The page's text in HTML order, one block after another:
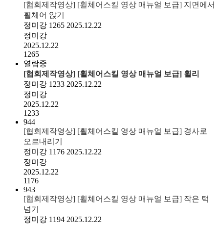
[협회제작영상] [휠체어스킬 영상 매뉴얼 보급] 지면에서
휠체어 앉기
정미강 1265 2025.12.22
정미강
2025.12.22
1265
열람중
[협회제작영상] [휠체어스킬 영상 매뉴얼 보급] 휠리
정미강 1233 2025.12.22
정미강
2025.12.22
1233
944
[협회제작영상] [휠체어스킬 영상 매뉴얼 보급] 경사로
오르내리기
정미강 1176 2025.12.22
정미강
2025.12.22
1176
943
[협회제작영상] [휠체어스킬 영상 매뉴얼 보급] 작은 턱
넘기
정미강 1194 2025.12.22